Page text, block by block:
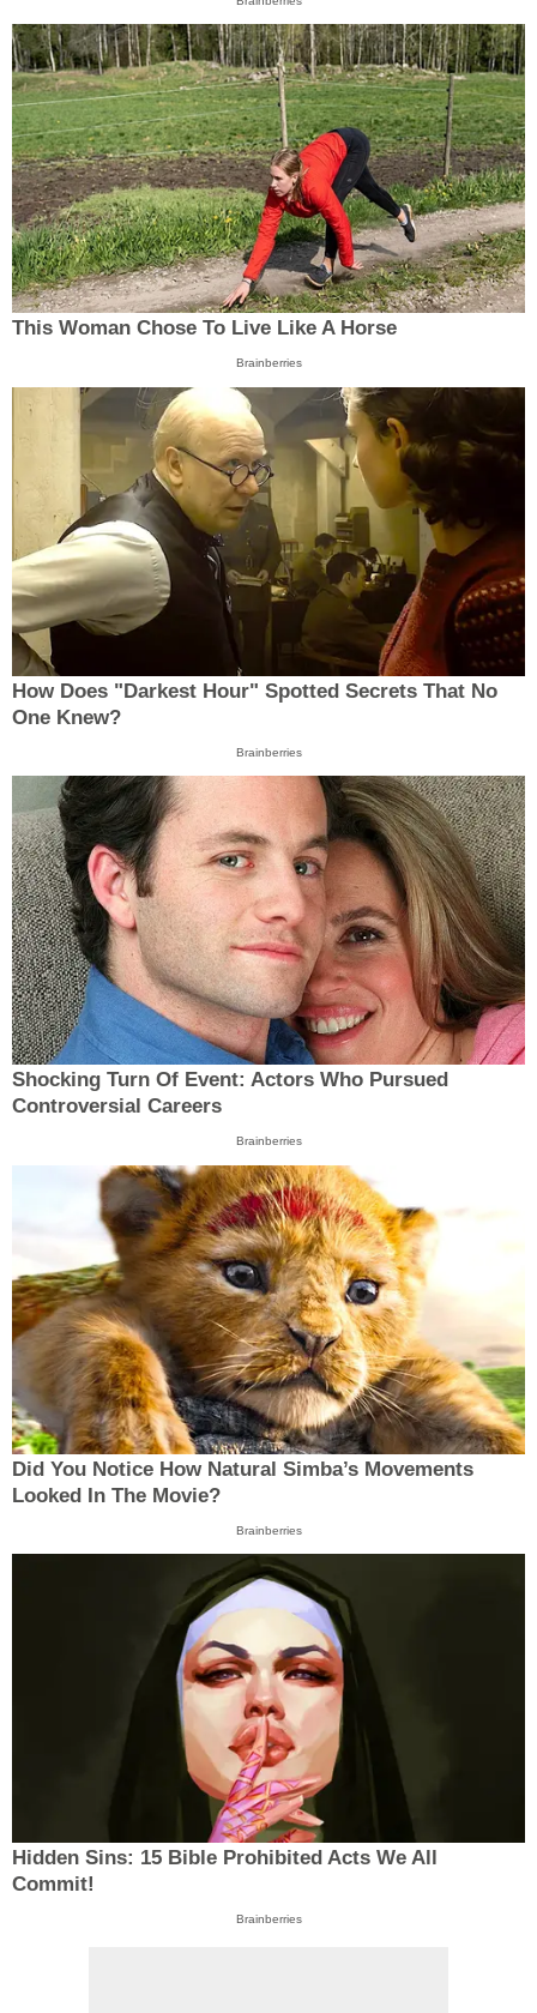
This Woman Chose To Live Like A Horse
Brainberries
How Does "Darkest Hour" Spotted Secrets That No
One Knew?
Brainberries
Shocking Turn Of Event: Actors Who Pursued
Controversial Careers
Brainberries
Did You Notice How Natural Simba’s Movements
Looked In The Movie?
Brainberries
Hidden Sins: 15 Bible Prohibited Acts We All
Commit!
Brainberries